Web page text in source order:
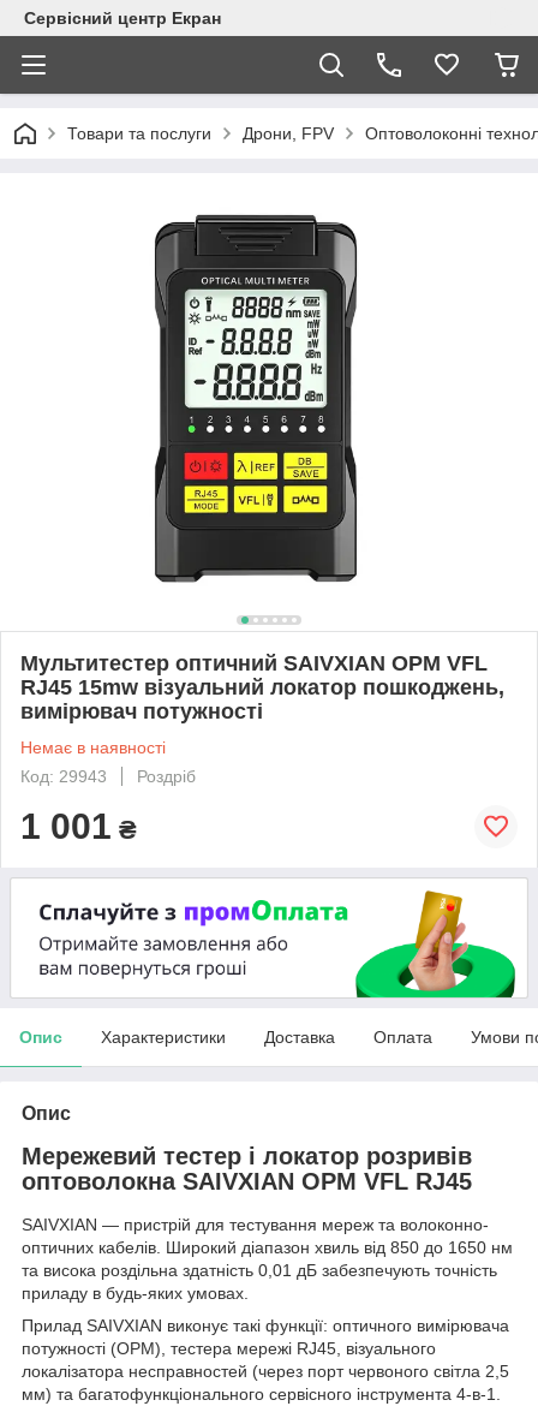
Сервісний центр Екран
Товари та послуги Дрони, FPV Оптоволоконні
Мультитестер оптичний SAIVXIAN OPM VFL
RJ45 15mw візуальний локатор пошкоджень,
вимірювач потужності
Немає в наявності
Код: 29943
Роздріб
1 001 ₴
Опис Характеристики Доставка Оплата Умови
Опис
Мережевий тестер і локатор розривів
оптоволокна SAIVXIAN OPM VFL RJ45
SAIVXIAN — пристрій для тестування мереж та волоконно-
оптичних кабелів. Широкий діапазон хвиль від 850 до 1650 нм
та висока роздільна здатність 0,01 дБ забезпечують точність
приладу в будь-яких умовах.
Прилад SAIVXIAN виконує такі функції: оптичного вимірювача
потужності (OPM), тестера мережі RJ45, візуального
локалізатора несправностей (через порт червоного світла 2,5
мм) та багатофункціонального сервісного інструмента 4-в-1.